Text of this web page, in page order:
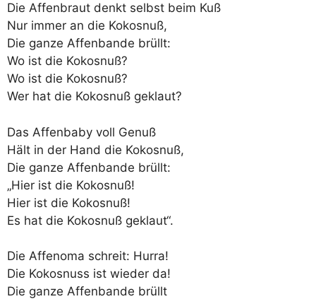
Die Affenbraut denkt selbst beim Kuß
Nur immer an die Kokosnuß,
Die ganze Affenbande brüllt:
Wo ist die Kokosnuß?
Wo ist die Kokosnuß?
Wer hat die Kokosnuß geklaut?
Das Affenbaby voll Genuß
Hält in der Hand die Kokosnuß,
Die ganze Affenbande brüllt:
„Hier ist die Kokosnuß!
Hier ist die Kokosnuß!
Es hat die Kokosnuß geklaut“.
Die Affenoma schreit: Hurra!
Die Kokosnuss ist wieder da!
Die ganze Affenbande brüllt